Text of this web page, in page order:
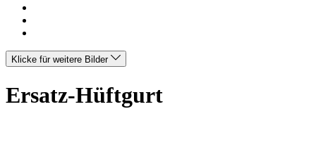
Klicke für weitere Bilder
Ersatz-Hüftgurt